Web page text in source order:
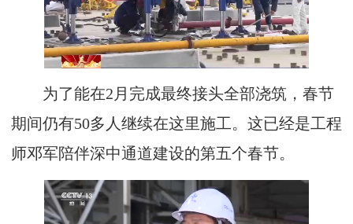
为了能在2月完成最终接头全部浇筑，春节
期间仍有50多人继续在这里施工。这已经是工程
师邓军陪伴深中通道建设的第五个春节。